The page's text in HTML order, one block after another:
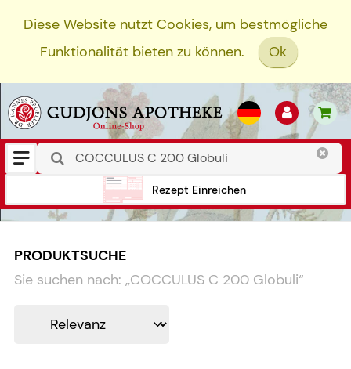
Diese Website nutzt Cookies, um bestmögliche
Funktionalität bieten zu können.
Ok
Rezept Einreichen
PRODUKTSUCHE
Sie suchen nach: „COCCULUS C 200 Globuli“